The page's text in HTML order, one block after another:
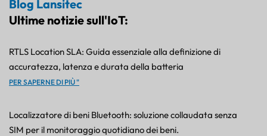
Blog Lansitec
Ultime notizie sull'IoT:
RTLS Location SLA: Guida essenziale alla definizione di
accuratezza, latenza e durata della batteria
PER SAPERNE DI PIÙ "
Localizzatore di beni Bluetooth: soluzione collaudata senza
SIM per il monitoraggio quotidiano dei beni.